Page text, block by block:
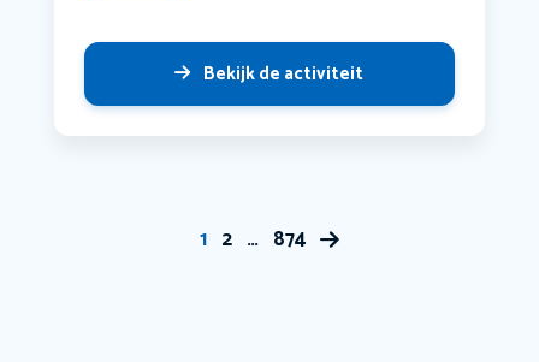
Bekijk de activiteit
1 2 … 874